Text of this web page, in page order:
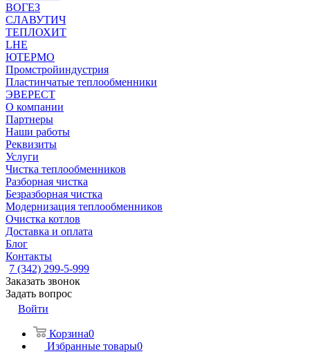
ВОГЕЗ
СЛАВУТИЧ
ТЕПЛОХИТ
LHE
ЮТЕРМО
Промстройиндустрия
Пластинчатые теплообменники
ЭВЕРЕСТ
О компании
Партнеры
Наши работы
Реквизиты
Услуги
Чистка теплообменников
Разборная чистка
Безразборная чистка
Модернизация теплообменников
Очистка котлов
Доставка и оплата
Блог
Контакты
7 (342) 299-5-999
Заказать звонок
Задать вопрос
Войти
Корзина0
Избранные товары0